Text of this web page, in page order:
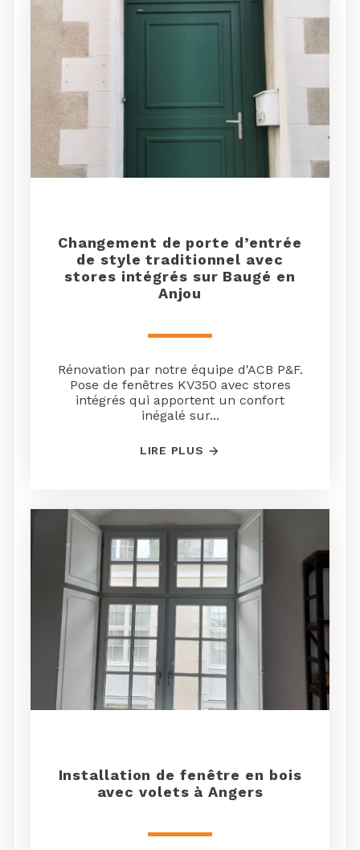
Changement de porte d’entrée
de style traditionnel avec
stores intégrés sur Baugé en
Anjou
Rénovation par notre équipe d'ACB P&F.
Pose de fenêtres KV350 avec stores
intégrés qui apportent un confort
inégalé sur...
LIRE PLUS
Installation de fenêtre en bois
avec volets à Angers